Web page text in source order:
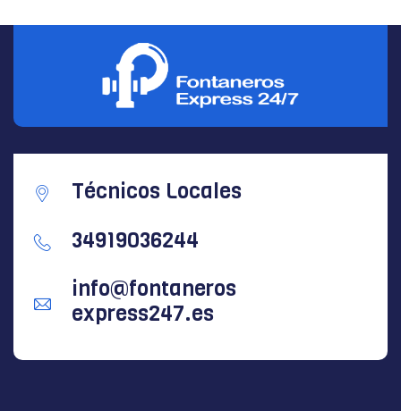
Técnicos Locales
34919036244
info@fontaneros
express247.es